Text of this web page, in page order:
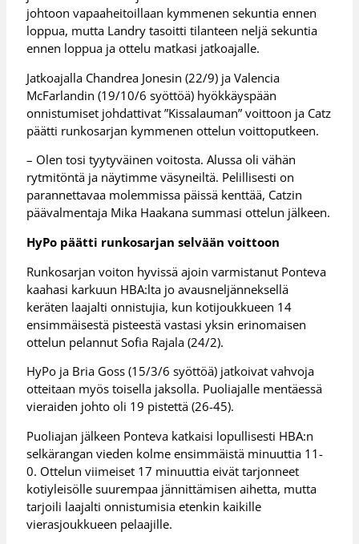
johtoon vapaaheitoillaan kymmenen sekuntia ennen
loppua, mutta Landry tasoitti tilanteen neljä sekuntia
ennen loppua ja ottelu matkasi jatkoajalle.
Jatkoajalla Chandrea Jonesin (22/9) ja Valencia
McFarlandin (19/10/6 syöttöä) hyökkäyspään
onnistumiset johdattivat ”Kissalauman” voittoon ja Catz
päätti runkosarjan kymmenen ottelun voittoputkeen.
– Olen tosi tyytyväinen voitosta. Alussa oli vähän
rytmitöntä ja näytimme väsyneiltä. Pelillisesti on
parannettavaa molemmissa päissä kenttää, Catzin
päävalmentaja Mika Haakana summasi ottelun jälkeen.
HyPo päätti runkosarjan selvään voittoon
Runkosarjan voiton hyvissä ajoin varmistanut Ponteva
kaahasi karkuun HBA:lta jo avausneljänneksellä
keräten laajalti onnistujia, kun kotijoukkueen 14
ensimmäisestä pisteestä vastasi yksin erinomaisen
ottelun pelannut Sofia Rajala (24/2).
HyPo ja Bria Goss (15/3/6 syöttöä) jatkoivat vahvoja
otteitaan myös toisella jaksolla. Puoliajalle mentäessä
vieraiden johto oli 19 pistettä (26-45).
Puoliajan jälkeen Ponteva katkaisi lopullisesti HBA:n
selkärangan vieden kolme ensimmäistä minuuttia 11-
0. Ottelun viimeiset 17 minuuttia eivät tarjonneet
kotiyleisölle suurempaa jännittämisen aihetta, mutta
tarjoili laajalti onnistumisia etenkin kaikille
vierasjoukkueen pelaajille.